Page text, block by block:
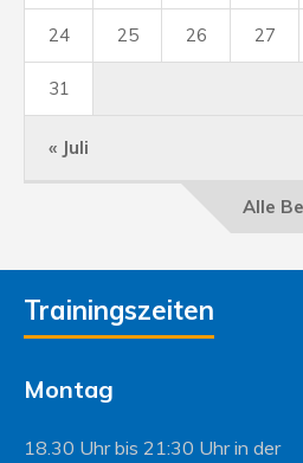
« Juli
24 25 26 27
31
Alle
Trainingszeiten
Montag
18.30 Uhr bis 21:30 Uhr in der